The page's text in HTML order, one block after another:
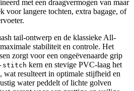
met een draagvermogen van maar
voor langere tochten, extra bagage, of
tail-ontwerp en de klassieke All-
stabiliteit en controle. Het
zorgt voor een ongeëvenaarde grip
stitch kern en stevige PVC-laag het
wat resulteert in optimale stijfheid en
water peddelt of lichte golven